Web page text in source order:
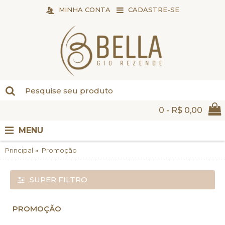
MINHA CONTA CADASTRE-SE
0 - R$ 0,00
MENU
Principal Promoção
SUPER FILTRO
PROMOÇÃO